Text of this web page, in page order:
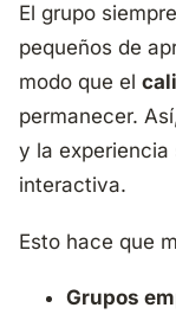
El grupo
pequeños de
modo que el
permanecer.
y la experiencia
interactiva.
Esto hace que
Grupos